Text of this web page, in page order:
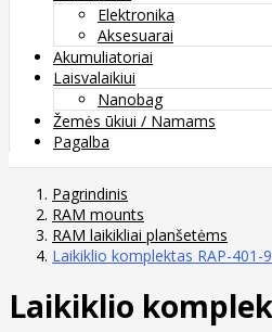
Elektronika
Aksesuarai
Akumuliatoriai
Laisvalaikiui
Nanobag
Žemės ūkiui / Namams
Pagalba
Pagrindinis
RAM mounts
RAM laikikliai planšetėms
Laikiklio komplektas RAP-401-
Laikiklio